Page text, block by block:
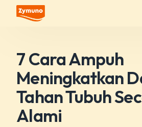
7 Cara Ampuh
Meningkatkan
Tahan Tubuh
Alami